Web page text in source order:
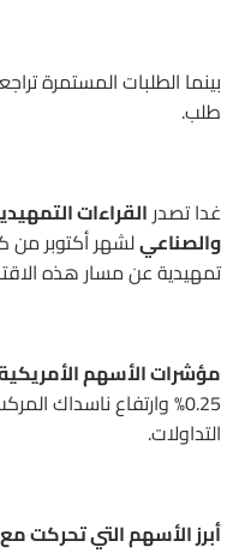
طلب.
غدا تصدر القراءات
والصناعيلشهر أكتوبر من
تمهيدية عن مسار هذه
مؤشرات الأسهم
التداولات.
أبرز الأسهم التي تحركت